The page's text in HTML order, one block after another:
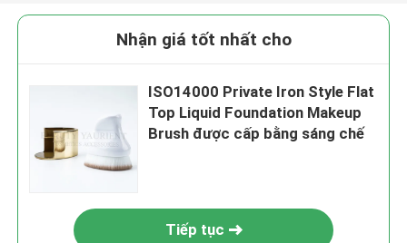
Nhận giá tốt nhất cho
ISO14000 Private Iron Style Flat
Top Liquid Foundation Makeup
Brush được cấp bằng sáng chế
Tiếp tục